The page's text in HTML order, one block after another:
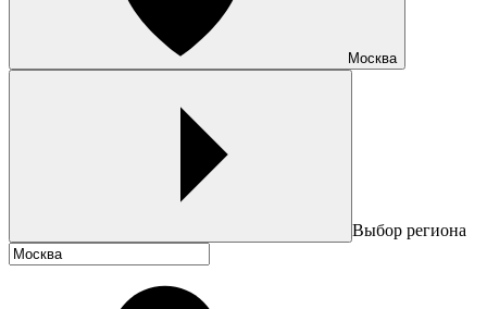
Москва
Выбор региона